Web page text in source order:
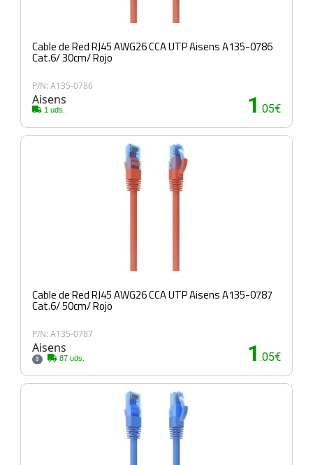
Cable de Red RJ45 AWG26 CCA UTP Aisens A135-0786
Cat.6/ 30cm/ Rojo
P/N: A135-0786
Aisens
1 uds. 1 .05€
Cable de Red RJ45 AWG26 CCA UTP Aisens A135-0787
Cat.6/ 50cm/ Rojo
P/N: A135-0787
Aisens
3 87 uds. 1 .05€